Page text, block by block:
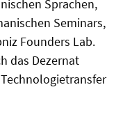
Sprachen,
Seminars,
Founders Lab.
das Dezernat